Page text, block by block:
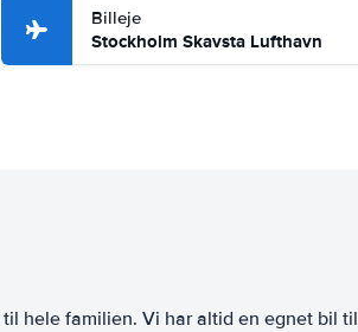
Billeje
Stockholm Skavsta Lufthavn
hele familien. Vi har altid en egnet bil til